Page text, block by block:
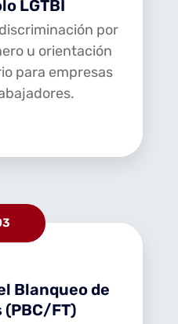
LGTBI
por
u orientación
para empresas
Blanqueo de
(PBC/FT)